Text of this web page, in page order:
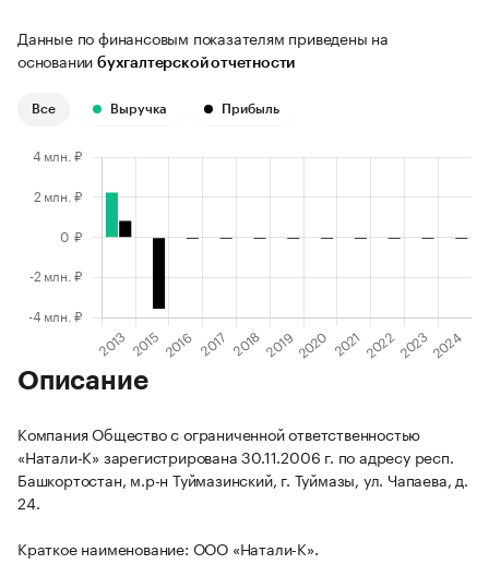
Данные по финансовым показателям приведены на
основании бухгалтерской отчетности
Все Выручка Прибыль
Описание
Компания Общество с ограниченной ответственностью
«Натали-К» зарегистрирована 30.11.2006 г. по адресу респ.
Башкортостан, м.р-н Туймазинский, г. Туймазы, ул. Чапаева, д.
24.
Краткое наименование: ООО «Натали-К».